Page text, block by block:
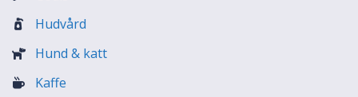
Hudvård
Hund & katt
Kaffe